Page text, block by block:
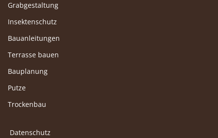
Grabgestaltung
Insektenschutz
Bauanleitungen
Terrasse bauen
Bauplanung
Putze
Trockenbau
Datenschutz